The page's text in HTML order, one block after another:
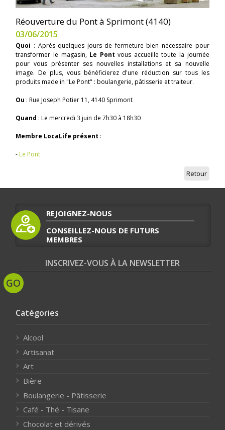
Réouverture du Pont à Sprimont (4140)
03/06/2015
Quoi : Après quelques jours de fermeture bien nécessaire pour
transformer le magasin, Le Pont vous accueille toute la journée
pour vous présenter ses nouvelles installations et sa nouvelle
image. De plus, vous bénéficierez d'une réduction sur tous les
produits made in "Le Pont" : boulangerie, pâtisserie et traiteur.
Ou : Rue Joseph Potier 11, 4140 Sprimont
Quand : Le mercredi 3 juin de 7h30 à 18h30
Membre LocaLife présent :
- Le Pont
Retour
REJOIGNEZ-NOUS
CONSEILLEZ-NOUS DE FUTURS
MEMBRES
INSCRIVEZ-VOUS À LA NEWSLETTER
Catégories
Alcool
Artisanat
Art
Bière
Boulangerie - Pâtisserie
Café - Thé - Tisane
Chocolat et dérivés